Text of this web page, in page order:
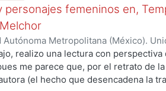
personajes femeninos en,
Metropolitana (México).
Información.,2019-11)Hernández
realizo una lectura con
me parece que, por el retrato de
(el hecho que desencadena la